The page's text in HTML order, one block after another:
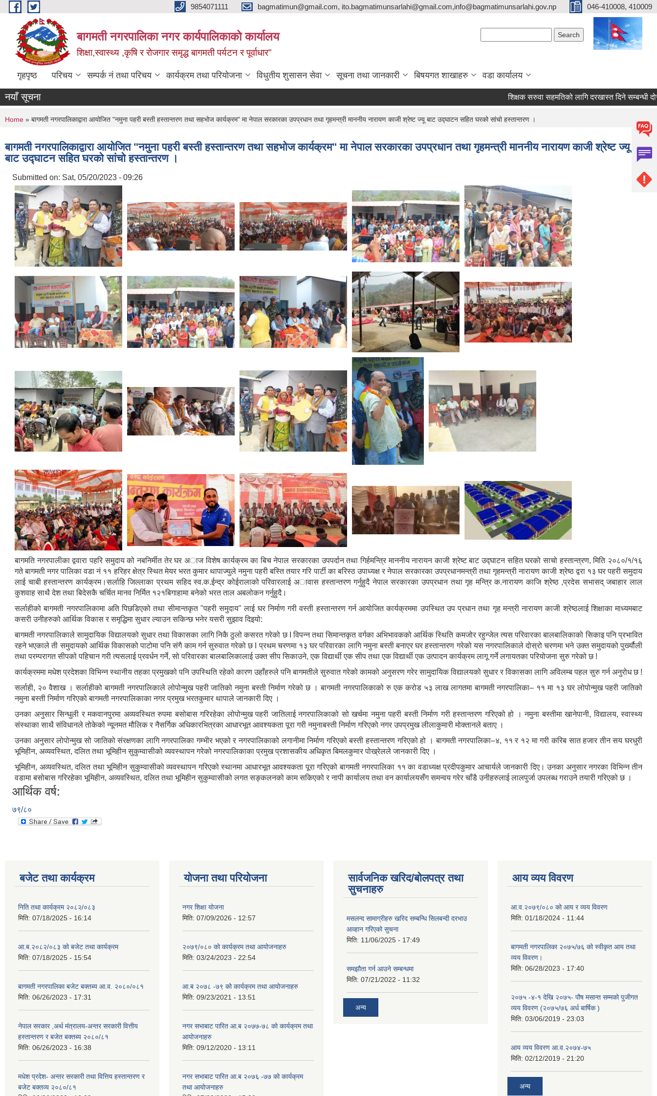
Skip to main content 9854071111 bagmatimun@gmail.com, ito.bagmatimunsarlahi@gmail.com,info@bagmatimunsarlahi.gov.np 046-410008, 410009
बागमती नगरपालिका नगर कार्यपालिकाको कार्यालय
शिक्षा,स्वास्थ्य ,कृषि र रोजगार समृद्ध बागमती पर्यटन र पूर्वाधार”
गृहपृष्ठ परिचय सम्पर्क नं तथा परिचय कार्यक्रम तथा परियोजना विधुतीय शुसासन सेवा सूचना तथा जानकारी बिषयगत शाखाहरु वडा कार्यालय
नयाँ सूचना शिक्षक सरुवा सहमतिको लागि दरखास्त दिने सम्बन्धी
You are here
Home » बागमती नगरपालिकाद्वारा आयोजित "नमुना पहरी बस्ती हस्तान्तरण तथा सहभोज कार्यक्रम" मा नेपाल सरकारका उपप्रधान तथा गृहमन्त्री माननीय नारायण काजी श्रेष्ट ज्यू बाट उद्घाटन सहित घरको सांचो हस्तान्तरण ।
बागमती नगरपालिकाद्वारा आयोजित "नमुना पहरी बस्ती हस्तान्तरण तथा सहभोज कार्यक्रम" मा नेपाल सरकारका उपप्रधान तथा गृहमन्त्री माननीय नारायण काजी श्रेष्ट ज्यू
बाट उद्घाटन सहित घरको सांचो हस्तान्तरण ।
Submitted on: Sat, 05/20/2023 - 09:26
बागमति नगरपालीका द्ववारा पहरि समुदाय को नबनिर्मीत तेर घर अाज विशेष कार्यक्रम का बिच नेपाल सरकारका उपपर्दान तथा गिर्हमन्त्रि माननीय नारायन काजी श्रेष्ट बाट उद्घाटन सहित घरको साचो हस्तान्त्रण, मिति २०८०/१/१६
गते बागमती नगर पालिका वडा नं ११ हरिहर क्षेत्र स्थित मेयर भरत कुमार थापाज्युले नमुना पहरी बस्ति तयार गरि पार्टी का बरिस्ठ उपाध्यक्ष र नेपाल सरकारका उपप्रधानमन्त्री तथा गृहमन्त्री नारायण काजी श्रेष्ठ द्वरा १३ घर पहरी समुदाय
लाई चाबी हस्तान्तरण कार्यक्रम।सर्लाहि जिल्लाका प्रथम सहिद स्व.क.ईन्द्र कोईरालाको परिवारलाई अावास हस्तान्तरण गर्नुहुदै नेपाल सरकारका उपप्रधान तथा गृह मन्त्रि क.नारायण काजि श्रेष्ठ ,प्रदेस सभासद् जबाहार लाल
कुशवाह साथै देश तथा बिदेसकै चर्चित मानव निर्मित १२१बिगाहामा बनेको भरत ताल अबलोकन गर्नुहुदै।
सर्लाहीको बागमती नगरपालिकामा अति पिछडिएको तथा सीमान्तकृत "पहरी समुदाय" लाई घर निर्माण गरी वस्ती हस्तान्तरण गर्न आयोजित कार्यक्रममा उपस्थित उप प्रधान तथा गृह मन्त्री नारायण काजी श्रेष्ठलाई शिक्षाका माध्यमबाट
कसरी उनीहरुको आर्थिक विकास र समृद्धिमा सुधार ल्याउन सकिन्छ भनेर यसरी सुझाव दिइयो:
बागमती नगरपालिकाले सामुदायिक विद्यालयको सुधार तथा विकासका लागि निकै ठुलो कसरत गरेको छ I विपन्न तथा सिमान्तकृत वर्गका अभिभावकको आर्थिक स्थिति कमजोर रहुन्जेल त्यस परिवारका बालबालिकाको सिकाइ पनि प्रभावित
रहने भएकाले ती समुदायको आर्थिक विकासको पाटोमा पनि संगै काम गर्न सुरुवात गरेको छ I प्रथम चरणमा १३ घर परिवारका लागि नमुना बस्ती बनाएर घर हस्तान्तरण गरेको यस नगरपालिकाले दोस्रो चरणमा भने उक्त समुदायको पुर्ख्यौली
तथा परम्परागत सीपको पहिचान गरी त्यसलाई प्रवर्धन गर्ने, सो परिवारका बालबालिकालाई उक्त सीप सिकाउने, एक विद्यार्थी एक सीप तथा एक विद्यार्थी एक उत्पादन कार्यक्रम लागू गर्ने लगायतका परियोजना सुरु गरेको छ !
कार्यक्रममा मधेश प्रदेशका विभिन्न स्थानीय तहका प्रमुखको पनि उपस्थिति रहेको कारण उहाँहरुले पनि बागमतीले सुरुवात गरेको कामको अनुसरण गरेर सामुदायिक विद्यालयको सुधार र विकासका लागि अविलम्ब पहल सुरु गर्न अनुरोध छ !
सर्लाही, २० वैशाख । सर्लाहीको बागमती नगरपालिकाले लोपोन्मुख पहरी जातिको नमुना बस्ती निर्माण गरेको छ । बागमती नगरपालिकाको रु एक करोड ५३ लाख लागतमा बागमती नगरपालिका– ११ मा १३ घर लोपोन्मुख पहरी जातिको
नमुना बस्ती निर्माण गरिएको बागमती नगरपालिकाका नगर प्रमुख भरतकुमार थापाले जानकारी दिए ।
उनका अनुसार सिन्धुली र मकवानपुरमा अव्यवस्थित रुपमा बसोबास गरिरहेका लोपोन्मुख पहरी जातिलाई नगरपालिकाको सो खर्चमा नमुना पहरी बस्ती निर्माण गरी हस्तान्तरण गरिएको हो । नमुना बस्तीमा खानेपानी, विद्यालय, स्वास्थ्य
संस्थाका साथै संविधानले तोकेको न्यूनमत मौलिक र नैसर्गिक अधिकारभित्रका आधारभूत आवश्यकता पूरा गरी नमुनाबस्ती निर्माण गरिएको नगर उपप्रमुख लीलाकुमारी मोक्तानले बताए ।
उनका अनुसार लोपोन्मुख सो जातिको संरक्षणका लागि नगरपालिका गम्भीर भएको र नगरपालिकाको लगानीमा निर्माण गरिएको बस्ती हस्तान्तरण गरिएको हो । बागमती नगरपालिका–४, ११ र १२ मा गरी करिब सात हजार तीन सय घरधुरी
भूमिहीन, अव्यवस्थित, दलित तथा भूमिहीन सुकुम्वासीको व्यवस्थापन गरेको नगरपालिकाका प्रमुख प्रशासकीय अधिकृत बिमलकुमार पोख्रेलले जानकारी दिए ।
भूमिहीन, अव्यवस्थित, दलित तथा भूमिहीन सुकुम्वासीको व्यवस्थापन गरिएको स्थानमा आधारभूत आवश्यकता पूरा गरिएको बागमती नगरपालिका ११ का वडाध्यक्ष प्रदीपकुमार आचार्यले जानकारी दिए। उनका अनुसार नगरका विभिन्न तीन
वडामा बसोबास गरिरहेका भूमिहीन, अव्यवस्थित, दलित तथा भूमिहीन सुकुम्वासीको लगत सङ्कलनको काम सकिएको र नापी कार्यालय तथा वन कार्यालयसँग समन्वय गरेर चाँडै उनीहरुलाई लालपुर्जा उपलब्ध गराउने तयारी गरिएको छ ।
आर्थिक वर्ष:
७९/८०
बजेट तथा कार्यक्रम
निति तथा कार्यक्रम २०८२/०८३
मिति: 07/18/2025 - 16:14
आ.ब.२०८२/०८३ को बजेट तथा कार्यक्रम
मिति: 07/18/2025 - 15:54
बागमती नगरपालिका बजेट बक्तब्य आ.व. २०८०/०८१
मिति: 06/26/2023 - 17:31
नेपाल सरकार ,अर्थ मंत्रालय-अन्तर सरकारी वित्तीय
हस्तान्तरण र बजेत बक्तब्य २०८०/८१
मिति: 06/26/2023 - 16:38
मधेश प्रदेश- अन्तर सरकारी तथा वित्तिय हस्तान्तरण र
बजेट बक्तव्य २०८०/८१
योजना तथा परियोजना
नगर शिक्षा योजना
मिति: 07/09/2026 - 12:57
२०७९/०८० को कार्यक्रम तथा आयोजनाहरु
मिति: 03/24/2023 - 22:54
आ.ब २०७८ -७९ को कार्यक्रम तथा आयोजनाहरु
मिति: 09/23/2021 - 13:51
नगर सभाबाट पारित आ.ब २०७७-७८ को कार्यक्रम तथा
आयोजनाहरु
मिति: 09/12/2020 - 13:11
नगर सभाबाट पारित आ.ब २०७६ -७७ को कार्यक्रम
तथा आयोजनाहरु
सार्वजनिक खरिद/बोलपत्र तथा
सुचनाहरु
मसलन्द सामाग्रीहरु खरिद सम्बन्धि सिलबन्दी दरभाउ
आव्हान गरिएको सुचना
मिति: 11/06/2025 - 17:49
समझौता गर्न आउने सम्बन्धमा
मिति: 07/21/2022 - 11:32
अन्य
आय व्यय विवरण
आ.व.२०७९/०८० को आय र व्यय विवरण
मिति: 01/18/2024 - 11:44
बागमती नगरपालिका २०७५/७६ को स्वीकृत आय तथा
व्यय विवरण।
मिति: 06/28/2023 - 17:40
२०७५ -४-१ देखि २०७५- पौष मसान्त सम्मको पुजीगत
व्यय विवरण (२०७५/७६ अर्ध बार्षिक )
मिति: 03/06/2019 - 23:03
आय व्यय विवरण आ.व.२०७४-७५
मिति: 02/12/2019 - 21:20
अन्य